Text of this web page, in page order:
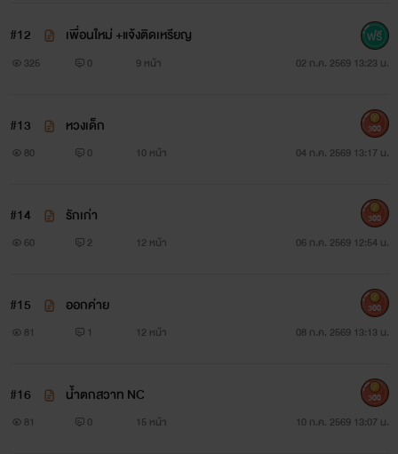
#12 เพื่อนใหม่ +แจ้งติดเหรียญ
325 0 9 หน้า 02 ก.ค. 2569 13:23 น.
#13 หวงเด็ก
80 0 10 หน้า 04 ก.ค. 2569 13:17 น.
300
#14 รักเก่า
60 2 12 หน้า 06 ก.ค. 2569 12:54 น.
300
#15 ออกค่าย
81 1 12 หน้า 08 ก.ค. 2569 13:13 น.
300
#16 น้ำตกสวาท NC
81 0 15 หน้า 10 ก.ค. 2569 13:07 น.
300